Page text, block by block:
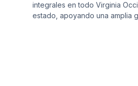
integrales en todo Virginia
estado, apoyando una amplia